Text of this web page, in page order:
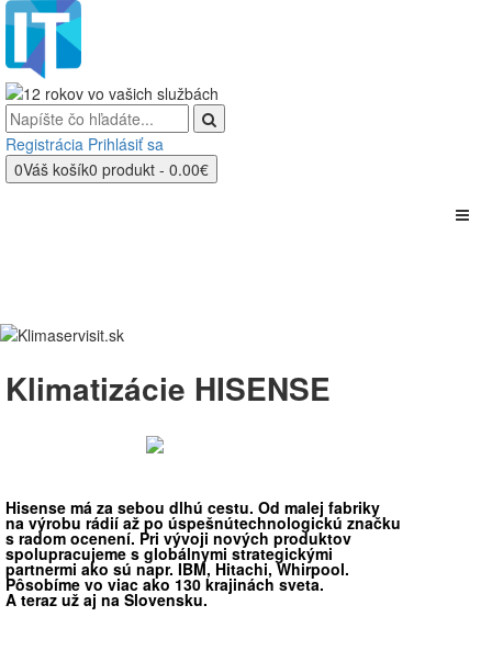
Registrácia Prihlásiť sa
0Váš košík0 produkt - 0.00€
Klimatizácie HISENSE
Hisense má za sebou dlhú cestu. Od malej fabriky
na výrobu rádií až po úspešnútechnologickú značku
s radom ocenení. Pri vývoji nových produktov
spolupracujeme s globálnymi strategickými
partnermi ako sú napr. IBM, Hitachi, Whirpool.
Pôsobíme vo viac ako 130 krajinách sveta.
A teraz už aj na Slovensku.